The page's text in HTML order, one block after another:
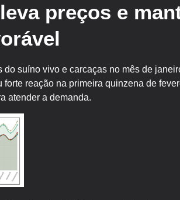
preços e
suíno vivo e carcaças no mês de
reação na primeira quinzena de
atender a demanda.